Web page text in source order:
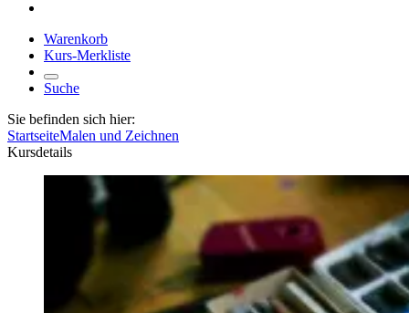
Warenkorb
Kurs-Merkliste
Suche
Sie befinden sich hier:
StartseiteMalen und Zeichnen
Kursdetails